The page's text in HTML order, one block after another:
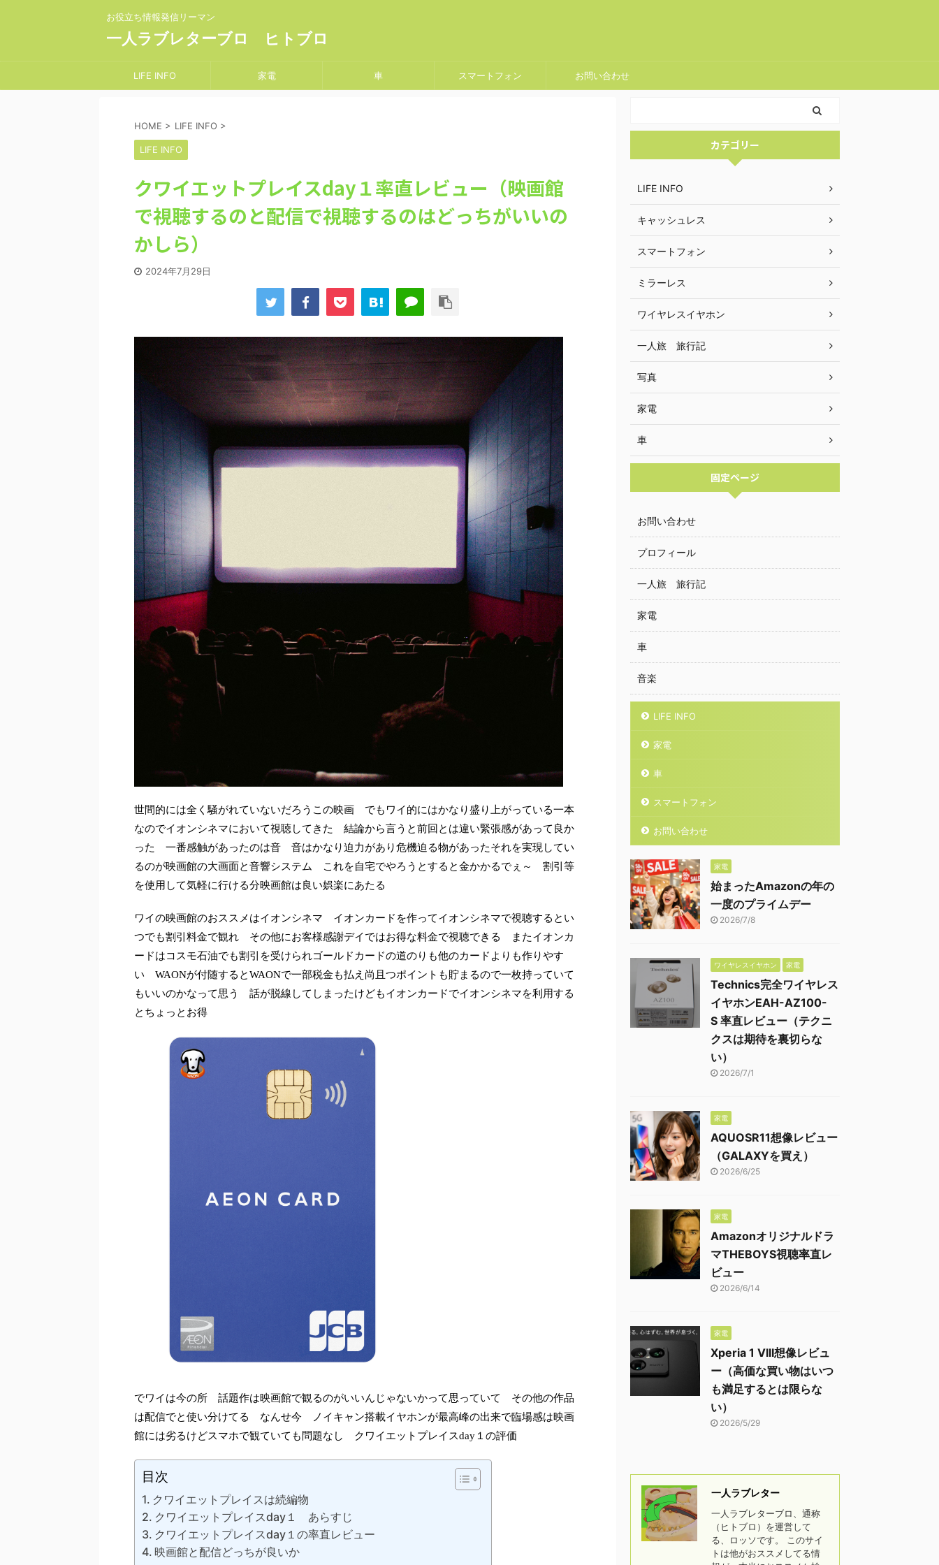
お役立ち情報発信リーマン
一人ラブレターブロ ヒトブロ
LIFE INFO 家電 車 スマートフォン お問い合わせ
HOME > LIFE INFO >
LIFE INFO
クワイエットプレイスday１率直レビュー（映画館
で視聴するのと配信で視聴するのはどっちがいいの
かしら）
2024年7月29日
世間的には全く騒がれていないだろうこの映画 でもワイ的にはかなり盛り上がっている一本
なのでイオンシネマにおいて視聴してきた 結論から言うと前回とは違い緊張感があって良か
った 一番感触があったのは音 音はかなり迫力があり危機迫る物があったそれを実現してい
るのが映画館の大画面と音響システム これを自宅でやろうとすると金かかるでぇ～ 割引等
を使用して気軽に行ける分映画館は良い娯楽にあたる
ワイの映画館のおススメはイオンシネマ イオンカードを作ってイオンシネマで視聴するとい
つでも割引料金で観れ その他にお客様感謝デイではお得な料金で視聴できる またイオンカ
ードはコスモ石油でも割引を受けられゴールドカードの道のりも他のカードよりも作りやす
い WAONが付随するとWAONで一部税金も払え尚且つポイントも貯まるので一枚持っていて
もいいのかなって思う 話が脱線してしまったけどもイオンカードでイオンシネマを利用する
とちょっとお得
でワイは今の所 話題作は映画館で観るのがいいんじゃないかって思っていて その他の作品
は配信でと使い分けてる なんせ今 ノイキャン搭載イヤホンが最高峰の出来で臨場感は映画
館には劣るけどスマホで観ていても問題なし クワイエットプレイスday１の評価
目次
クワイエットプレイスは続編物
クワイエットプレイスday１ あらすじ
クワイエットプレイスday１の率直レビュー
映画館と配信どっちが良いか
カテゴリー
LIFE INFO
キャッシュレス
スマートフォン
ミラーレス
ワイヤレスイヤホン
一人旅 旅行記
写真
家電
車
固定ページ
お問い合わせ
プロフィール
一人旅 旅行記
家電
車
音楽
LIFE INFO
家電
車
スマートフォン
お問い合わせ
家電
始まったAmazonの年の
一度のプライムデー
2026/7/8
ワイヤレスイヤホン 家電
Technics完全ワイヤレス
イヤホンEAH-AZ100-
S 率直レビュー（テクニ
クスは期待を裏切らな
い）
2026/7/1
家電
AQUOSR11想像レビュー
（GALAXYを買え）
2026/6/25
家電
Amazonオリジナルドラ
マTHEBOYS視聴率直レ
ビュー
2026/6/14
家電
Xperia 1 VIII想像レビュ
ー（高価な買い物はいつ
も満足するとは限らな
い）
2026/5/29
一人ラブレター
一人ラブレターブロ、通称
（ヒトブロ）を運営して
る、ロッソです。 このサイ
トは他がおススメしてる情